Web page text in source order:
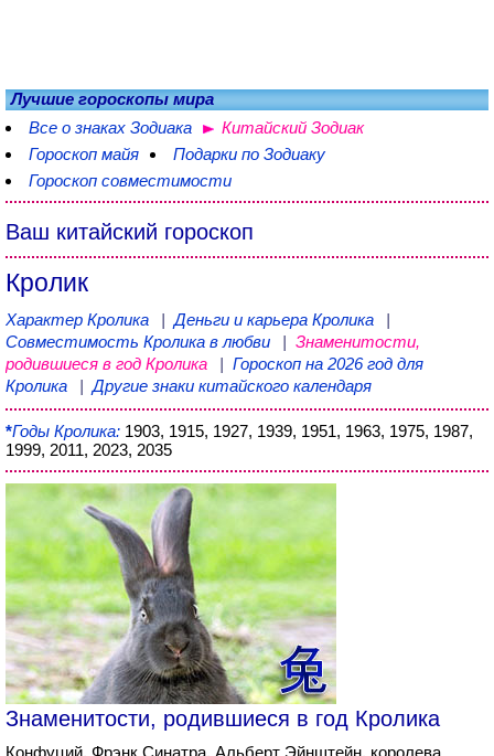
Лучшие гороскопы мира
Все о знаках Зодиака
Китайский Зодиак
Гороскоп майя
Подарки по Зодиаку
Гороскоп совместимости
Ваш китайский гороскоп
Кролик
Характер Кролика |Деньги и карьера Кролика
|
Совместимость Кролика в любви
| Знаменитости,
родившиеся в год Кролика
| Гороскоп на 2026 год для
Кролика
|Другие знаки китайского календаря
*Годы Кролика: 1903, 1915, 1927, 1939, 1951, 1963, 1975, 1987,
1999, 2011, 2023, 2035
Знаменитости, родившиеся в год Кролика
Конфуций, Фрэнк Синатра, Альберт Эйнштейн, королева